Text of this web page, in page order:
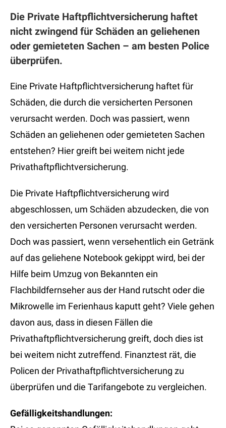
Die Private Haftpflichtversicherung haftet
nicht zwingend für Schäden an geliehenen
oder gemieteten Sachen – am besten Police
überprüfen.
Eine Private Haftpflichtversicherung haftet für
Schäden, die durch die versicherten Personen
verursacht werden. Doch was passiert, wenn
Schäden an geliehenen oder gemieteten Sachen
entstehen? Hier greift bei weitem nicht jede
Privathaftpflichtversicherung.
Die Private Haftpflichtversicherung wird
abgeschlossen, um Schäden abzudecken, die von
den versicherten Personen verursacht werden.
Doch was passiert, wenn versehentlich ein Getränk
auf das geliehene Notebook gekippt wird, bei der
Hilfe beim Umzug von Bekannten ein
Flachbildfernseher aus der Hand rutscht oder die
Mikrowelle im Ferienhaus kaputt geht? Viele gehen
davon aus, dass in diesen Fällen die
Privathaftpflichtversicherung greift, doch dies ist
bei weitem nicht zutreffend. Finanztest rät, die
Policen der Privathaftpflichtversicherung zu
überprüfen und die Tarifangebote zu vergleichen.
Gefälligkeitshandlungen: